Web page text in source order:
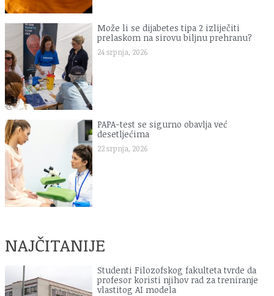
Može li se dijabetes tipa 2 izliječiti
prelaskom na sirovu biljnu prehranu?
24 srpnja, 2026
PAPA-test se sigurno obavlja već
desetljećima
22 srpnja, 2026
NAJČITANIJE
Studenti Filozofskog fakulteta tvrde da
profesor koristi njihov rad za treniranje
vlastitog AI modela